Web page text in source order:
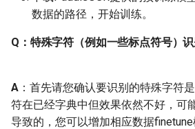
码在哪儿？
Q：PaddleOCR如何做到
Q: 目前知识蒸馏有哪些主
要的实践思路？
数据的路径，开始训练。
Q：特殊字符（例如一些标点符号）
A ：首先请您确认要识别的特殊字符
符在已经字典中但效果依然不好，可
导致的，您可以增加相应数据finetune